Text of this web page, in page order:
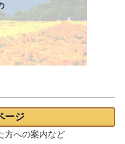
ージ
方への案内など